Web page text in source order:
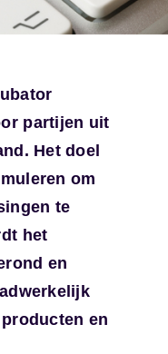
partijen uit
Het doel
om
te
het
en
en